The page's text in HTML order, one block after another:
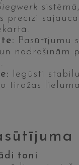
precīzi
Pasūtījumu
nodrošinām
Iegūsti
tirāžas
toni